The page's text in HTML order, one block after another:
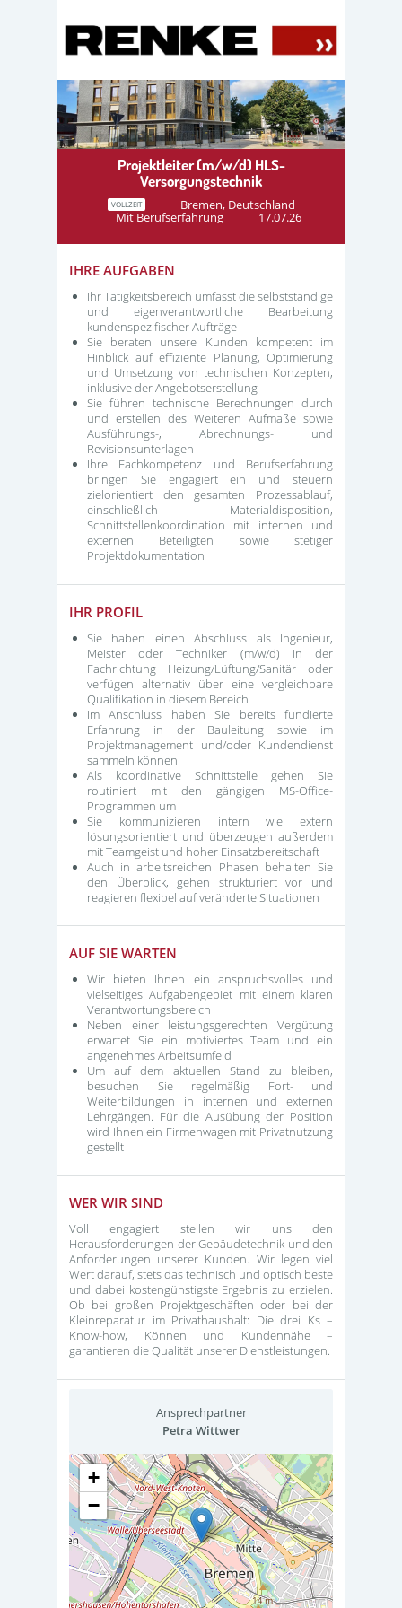
Projektleiter (m/w/d) HLS-
Versorgungstechnik
VOLLZEIT Bremen, Deutschland
Mit Berufserfahrung 17.07.26
IHRE AUFGABEN
Ihr Tätigkeitsbereich umfasst die selbstständige
und eigenverantwortliche Bearbeitung
kundenspezifischer Aufträge
Sie beraten unsere Kunden kompetent im
Hinblick auf effiziente Planung, Optimierung
und Umsetzung von technischen Konzepten,
inklusive der Angebotserstellung
Sie führen technische Berechnungen durch
und erstellen des Weiteren Aufmaße sowie
Ausführungs-, Abrechnungs- und
Revisionsunterlagen
Ihre Fachkompetenz und Berufserfahrung
bringen Sie engagiert ein und steuern
zielorientiert den gesamten Prozessablauf,
einschließlich Materialdisposition,
Schnittstellenkoordination mit internen und
externen Beteiligten sowie stetiger
Projektdokumentation
IHR PROFIL
Sie haben einen Abschluss als Ingenieur,
Meister oder Techniker (m/w/d) in der
Fachrichtung Heizung/Lüftung/Sanitär oder
verfügen alternativ über eine vergleichbare
Qualifikation in diesem Bereich
Im Anschluss haben Sie bereits fundierte
Erfahrung in der Bauleitung sowie im
Projektmanagement und/oder Kundendienst
sammeln können
Als koordinative Schnittstelle gehen Sie
routiniert mit den gängigen MS-Office-
Programmen um
Sie kommunizieren intern wie extern
lösungsorientiert und überzeugen außerdem
mit Teamgeist und hoher Einsatzbereitschaft
Auch in arbeitsreichen Phasen behalten Sie
den Überblick, gehen strukturiert vor und
reagieren flexibel auf veränderte Situationen
AUF SIE WARTEN
Wir bieten Ihnen ein anspruchsvolles und
vielseitiges Aufgabengebiet mit einem klaren
Verantwortungsbereich
Neben einer leistungsgerechten Vergütung
erwartet Sie ein motiviertes Team und ein
angenehmes Arbeitsumfeld
Um auf dem aktuellen Stand zu bleiben,
besuchen Sie regelmäßig Fort- und
Weiterbildungen in internen und externen
Lehrgängen. Für die Ausübung der Position
wird Ihnen ein Firmenwagen mit Privatnutzung
gestellt
WER WIR SIND
Voll engagiert stellen wir uns den
Herausforderungen der Gebäudetechnik und den
Anforderungen unserer Kunden. Wir legen viel
Wert darauf, stets das technisch und optisch beste
und dabei kostengünstigste Ergebnis zu erzielen.
Ob bei großen Projektgeschäften oder bei der
Kleinreparatur im Privathaushalt: Die drei Ks –
Know-how, Können und Kundennähe –
garantieren die Qualität unserer Dienstleistungen.
Ansprechpartner
Petra Wittwer
+
−